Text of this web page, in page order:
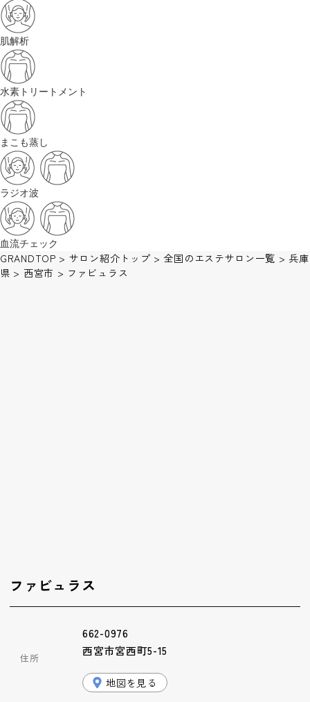
肌解析
水素トリートメント
まこも蒸し
ラジオ波
血流チェック
GRANDTOP > サロン紹介トップ >全国のエステサロン一覧 > 兵庫
県 > 西宮市 > ファビュラス
ファビュラス
住所
662-0976
西宮市宮西町5-15
地図を見る